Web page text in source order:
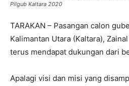
Pilgub Kaltara 2020
TARAKAN – Pasangan calon
Kalimantan Utara (Kaltara),
terus mendapat dukungan dari
Apalagi visi dan misi yang